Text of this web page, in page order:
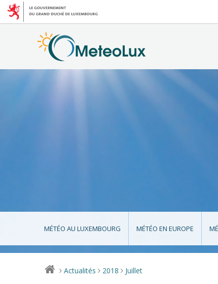
MÉTÉO AU LUXEMBOURG MÉTÉO EN EUROPE
> Actualités > 2018 > Juillet